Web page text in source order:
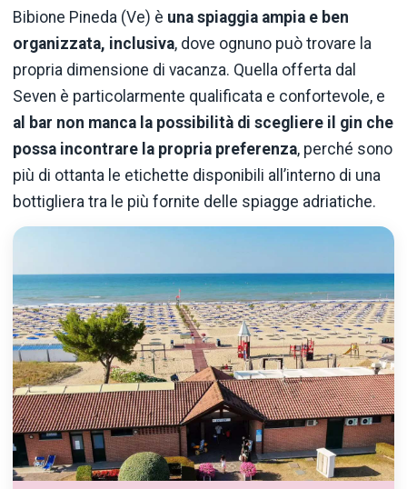
Bibione Pineda (Ve) è una spiaggia ampia e ben
organizzata, inclusiva, dove ognuno può trovare la
propria dimensione di vacanza. Quella offerta dal
Seven è particolarmente qualificata e confortevole, e
al bar non manca la possibilità di scegliere il gin che
possa incontrare la propria preferenza, perché sono
più di ottanta le etichette disponibili all’interno di una
bottigliera tra le più fornite delle spiagge adriatiche.